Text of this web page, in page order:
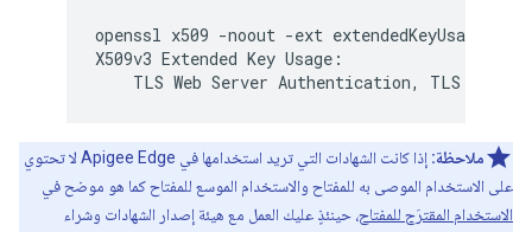
openssl x509 -noout -ext extendedKeyUsage <
X509v3 Extended Key Usage:
TLS Web Server Authentication, TLS Web
ملاحظة:
إذا كانت الشهادات التي تريد استخدامها في Apigee Edge لا تحتوي
على الاستخدام الموصى به للمفتاح والاستخدام الموسع للمفتاح كما هو موضح في
الاستخدام المقترَح للمفتاح، حينئذٍ عليك العمل مع هيئة إصدار الشهادات وشراء